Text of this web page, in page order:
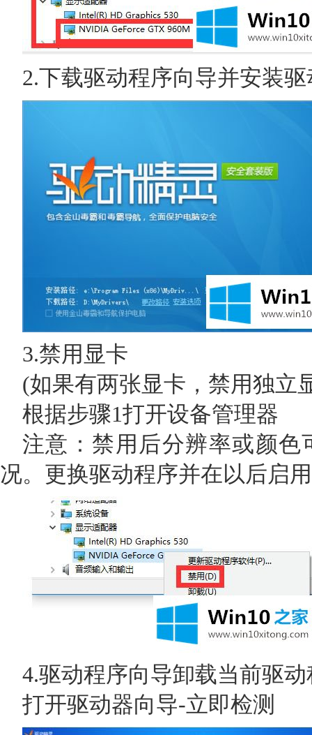
2.下载驱动程序向导并安装
3.禁用显卡
(如果有两张显卡，禁用独立
根据步骤1打开设备管理器
注意：禁用后分辨率或颜
况。更换驱动程序并在以后启
4.驱动程序向导卸载当前驱动
打开驱动器向导-立即检测